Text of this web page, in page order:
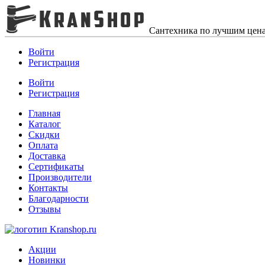
Сантехника по лучшим
Войти
Регистрация
Войти
Регистрация
Главная
Каталог
Скидки
Оплата
Доставка
Сертификаты
Производители
Контакты
Благодарности
Отзывы
Акции
Новинки